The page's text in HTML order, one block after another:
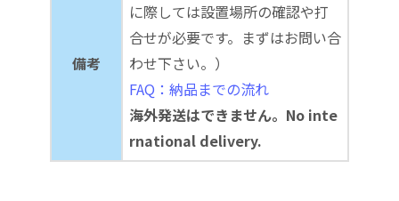
備考
に際しては設置場所の確認や打
合せが必要です。まずはお問い合
わせ下さい。）
FAQ：納品までの流れ
海外発送はできません。No inte
rnational delivery.